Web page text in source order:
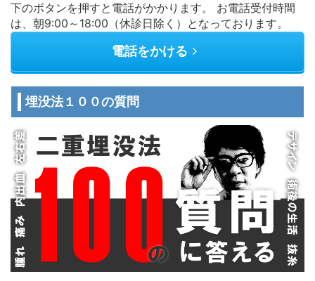
下のボタンを押すと電話がかかります。 お電話受付時間
は、朝9:00～18:00（休診日除く）となっております。
電話をかける
埋没法１００の質問